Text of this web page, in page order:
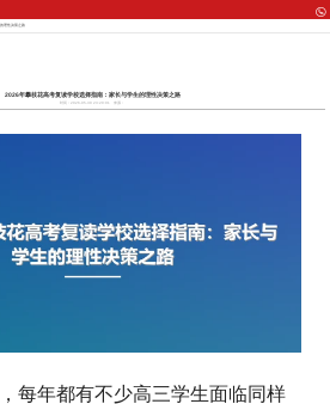
理性决策之路
2026年攀枝花高考复读学校选择指南：家长与学生的理性决策之路
时间：2026-05-30 23:20:01 来源：
每年都有不少高三学生面临同样